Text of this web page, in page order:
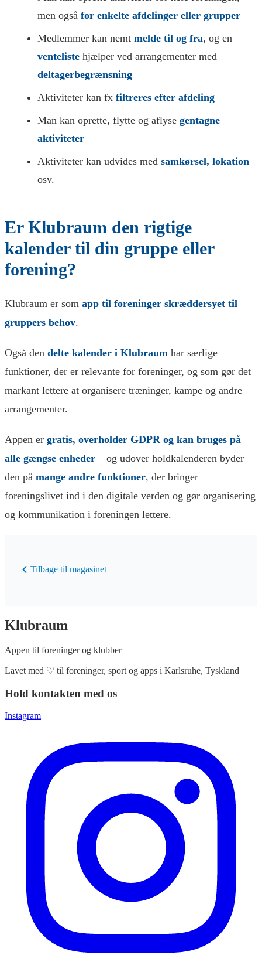
men også for enkelte afdelinger eller grupper
Medlemmer kan nemt melde til og fra, og en
venteliste hjælper ved arrangementer med
deltagerbegrænsning
Aktiviteter kan fx filtreres efter afdeling
Man kan oprette, flytte og aflyse gentagne
aktiviteter
Aktiviteter kan udvides med samkørsel, lokation
osv.
Er Klubraum den rigtige
kalender til din gruppe eller
forening?
Klubraum er som app til foreninger skræddersyet til
gruppers behov.
Også den delte kalender i Klubraum har særlige
funktioner, der er relevante for foreninger, og som gør det
markant lettere at organisere træninger, kampe og andre
arrangementer.
Appen er gratis, overholder GDPR og kan bruges på
alle gængse enheder – og udover holdkalenderen byder
den på mange andre funktioner, der bringer
foreningslivet ind i den digitale verden og gør organisering
og kommunikation i foreningen lettere.
Tilbage til magasinet
Klubraum
Appen til foreninger og klubber
Lavet med ♡ til foreninger, sport og apps i Karlsruhe, Tyskland
Hold kontakten med os
Instagram